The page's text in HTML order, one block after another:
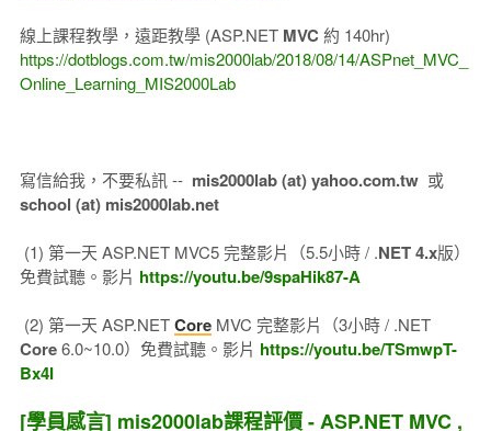
線上課程教學，遠距教學 (ASP.NET MVC 約 140hr)
https://dotblogs.com.tw/mis2000lab/2018/08/14/ASPnet_MVC_
Online_Learning_MIS2000Lab
寫信給我，不要私訊 -- mis2000lab (at) yahoo.com.tw或
school (at) mis2000lab.net
(1) 第一天 ASP.NET MVC5 完整影片（5.5小時 / .NET 4.x版）
免費試聽。影片 https://youtu.be/9spaHik87-A
(2) 第一天 ASP.NETCoreMVC 完整影片（3小時 / .NET
Core6.0~10.0）免費試聽。影片 https://youtu.be/TSmwpT-
Bx4I
[學員感言] mis2000lab課程評價 - ASP.NET MVC ,